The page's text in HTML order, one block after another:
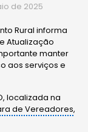
de 2025
Rural informa
Atualização
manter
aos serviços e
localizada na
de Vereadores,